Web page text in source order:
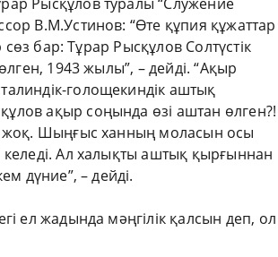
В.М.Устинов: “Өте құпия құжаттар
бар: Тұрар Рысқұлов Солтүстiк
1943 жылы”, – дейдi. “Ақыр
голощекиндiк аштық
ақыр соңында өзi аштан өлген?!
жоқ. Шыңғыс ханның моласын осы
Ал халықты аштық қырғыннан
дүние”, – дейді.
ел жадында мәңгілік қалсын деп, ол